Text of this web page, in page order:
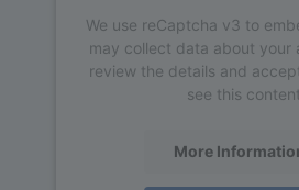
We use reCaptcha v3 to
may collect data about your
review the details and
see this content.
More